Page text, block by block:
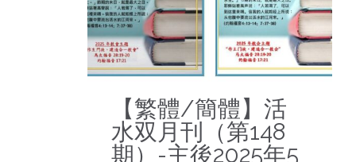
【繁體/簡體】活
水双月刊（第148
期）-主後2025年5